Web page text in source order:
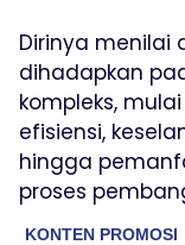
Dirinya menilai
dihadapkan
kompleks,
efisiensi,
hingga
proses